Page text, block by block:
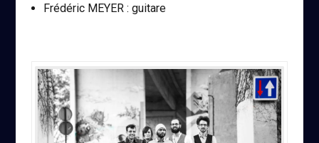
Frédéric MEYER : guitare